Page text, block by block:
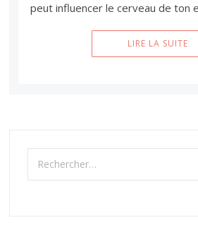
peut influencer le cerveau de ton
LIRE LA SUITE
Rechercher :